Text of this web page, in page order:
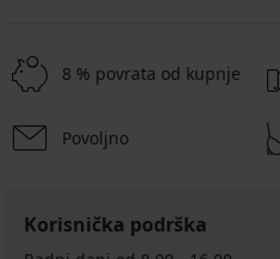
8 % povrata od kupnje
Povoljno
Korisnička podrška